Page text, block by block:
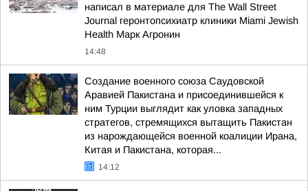
написал в материале для The Wall Street
Journal геронтопсихиатр клиники Miami Jewish
Health Марк Агронин
14:48
Создание военного союза Саудовской
Аравией Пакистана и присоединившейся к
ним Турции выглядит как уловка западных
стратегов, стремящихся вытащить Пакистан
из нарождающейся военной коалиции Ирана,
Китая и Пакистана, которая...
14:12